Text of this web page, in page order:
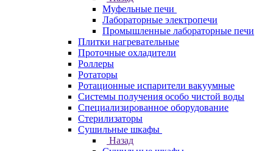
Муфельные печи
Лабораторные электропечи
Промышленные лабораторные печи
Плитки нагревательные
Проточные охладители
Роллеры
Ротаторы
Ротационные испарители вакуумные
Системы получения особо чистой воды
Специализированное оборудование
Стерилизаторы
Сушильные шкафы
Назад